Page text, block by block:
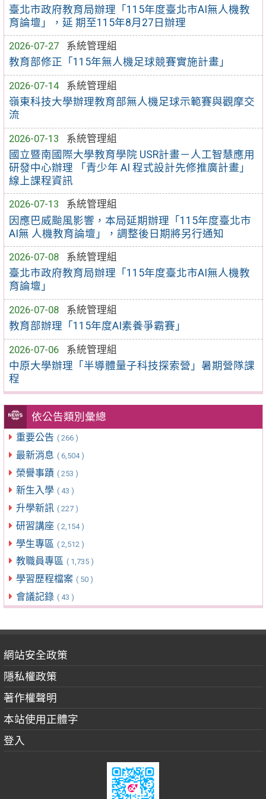
臺北市政府教育局辦理「115年度臺北市AI無人機教
育論壇」，延 期至115年8月27日辦理
2026-07-27
系統管理組
教育部修正「115年無人機足球競賽實施計畫」
2026-07-14
系統管理組
嶺東科技大學辦理教育部無人機足球示範賽與觀摩交
流
2026-07-13
系統管理組
國立暨南國際大學教育學院 USR計畫－人工智慧應用
研發中心辦理 「青少年 AI 程式設計先修推廣計畫」
線上課程資訊
2026-07-13
系統管理組
因應巴威颱風影響，本局延期辦理「115年度臺北市
AI無 人機教育論壇」，調整後日期將另行通知
2026-07-08
系統管理組
臺北市政府教育局辦理「115年度臺北市AI無人機教
育論壇」
2026-07-08
系統管理組
教育部辦理「115年度AI素養爭霸賽」
2026-07-06
系統管理組
中原大學辦理「半導體量子科技探索營」暑期營隊課
程
依公告類別彙總
重要公告 ( 266 )
最新消息 ( 6,504 )
榮譽事蹟 ( 253 )
新生入學 ( 43 )
升學新訊 ( 227 )
研習講座 ( 2,154 )
學生專區 ( 2,512 )
教職員專區 ( 1,735 )
學習歷程檔案 ( 50 )
會議記錄 ( 43 )
網站安全政策
隱私權政策
著作權聲明
本站使用正體字
登入